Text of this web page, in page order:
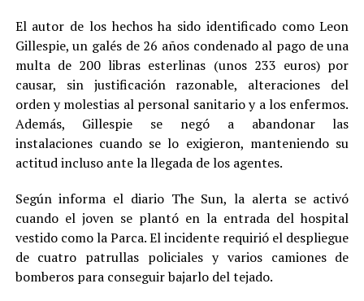
El autor de los hechos ha sido identificado como Leon
Gillespie, un galés de 26 años condenado al pago de una
multa de 200 libras esterlinas (unos 233 euros) por
causar, sin justificación razonable, alteraciones del
orden y molestias al personal sanitario y a los enfermos.
Además, Gillespie se negó a abandonar las
instalaciones cuando se lo exigieron, manteniendo su
actitud incluso ante la llegada de los agentes.
Según informa el diario The Sun, la alerta se activó
cuando el joven se plantó en la entrada del hospital
vestido como la Parca. El incidente requirió el despliegue
de cuatro patrullas policiales y varios camiones de
bomberos para conseguir bajarlo del tejado.